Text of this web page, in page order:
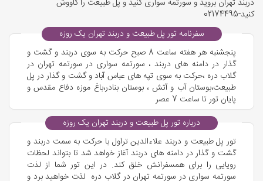
دربند تهران بروید و سورتمه سواری کنید و پل طبیعت را کاووش
کنید-02174495
سفرنامه تور پل طبیعت و دربند تهران یک روزه
پنجشنبه هر هفته ساعت 8 صبح حرکت به سوی دربند و گشت و
گذار در دامنه های دربند ، سورتمه سواری در سورتمه تهران در
گلاب دره ،حرکت به سوی تپه های عباس آباد و گشت و گذار در پل
طبیعت،بوستان آب و آتش ، بوستان بنادر،باغ موزه دفاع مقدس و
پایان تور تا ساعت 7 عصر
درباره تور پل طبیعت و دربند تهران یک روزه
تور پل طبیعت و دربند علاءالدین تراول با حرکت به سمت دربند و
گشت و گذار در دامنه های دربند آغاز خواهد شد تا بتواند لحظات
رویایی را برای همسفرانش خلق کند. در این تور شما از لذت
سورتمه سواری در سورتمه تهران در گلاب دره لذت خواهید برد و